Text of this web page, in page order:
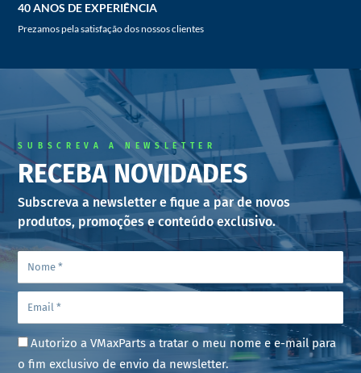
40 ANOS DE EXPERIÊNCIA
Prezamos pela satisfação dos nossos clientes
SUBSCREVA A NEWSLETTER
RECEBA NOVIDADES
Subscreva a newsletter e fique a par de novos
produtos, promoções e conteúdo exclusivo.
Autorizo a VMaxParts a tratar o meu nome e e-mail para
o fim exclusivo de envio da newsletter.